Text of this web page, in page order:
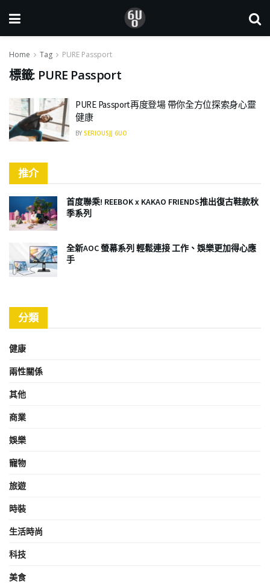
Home Tag PURE Passport
標籤: PURE Passport
PURE Passport再度登場 帶你全方位探索身心靈
健康
BY SERIOUSJJ 6UO
推介
首度聯乘! REEBOK x KAKAO FRIENDS推出復古鞋款秋
季系列
全新AOC 螢幕系列 輕鬆連接 工作、娛樂更加得心應
手
分類
健康
兩性關係
其他
商業
娛樂
寵物
旅遊
時裝
生活時尚
科技
美食